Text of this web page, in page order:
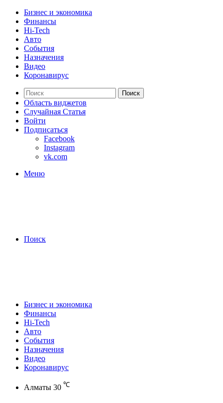
Бизнес и экономика
Финансы
Hi-Tech
Авто
События
Назначения
Видео
Коронавирус
Поиск
Область виджетов
Случайная Статья
Войти
Подписаться
Facebook
Instagram
vk.com
Меню
Поиск
Бизнес и экономика
Финансы
Hi-Tech
Авто
События
Назначения
Видео
Коронавирус
Алматы 30 ℃